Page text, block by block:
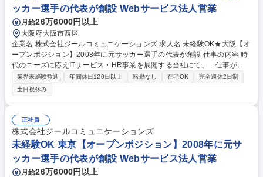
ッカー選手の代表が創設 Webサービス法人営業
月給26万6000円以上
大阪府大阪市西区
企業名 株式会社ジールコミュニケーションズ 求人名 未経験OK★大阪【オ
ープンポジション】2008年に元サッカー選手の代表が創設 仕事の内容 時
代のニーズに応えITサービス・HR事業を展開する当社にて、「仕事が楽
しいと、人生が楽しい。」というスローガンのもと、一緒に働きません
か？貴方のご希望と適性に合わせて職種を相談していくポジションです！
■HR事業：採用実施企業の開拓をお任せします。テレアポ～企業訪問・商
談を通して実際に担当者から採用ニーズをヒアリングし、最適なサービス
をご提案します。 ■デジタルリスク事業:インターネット上の誹謗中傷やネ
ガティブな情報が表示されてしまう企業に対して、「風評被害対策」とい
うソリューションを提案。 募集職種 未経験OK★大阪【オープンポジショ
ン】2008年に元サッカー選手の代表が創設
業界未経験歓迎 年間休日120日以上 転勤なし 在宅OK
完全週休2日制
土日祝休み
正社員
株式会社ジールコミュニケーションズ
未経験OK 東京【オープンポジション】2008年に元サ
ッカー選手の代表が創設 Webサービス法人営業
月給26万6000円以上